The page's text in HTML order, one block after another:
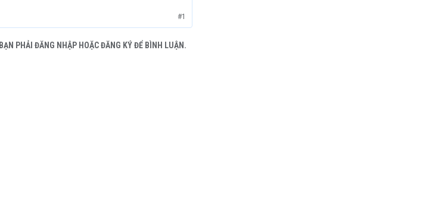
#1
BẠN PHẢI ĐĂNG NHẬP HOẶC ĐĂNG KÝ ĐỂ BÌNH LUẬN.